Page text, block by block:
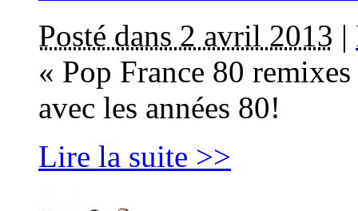
Posté dans 2 avril 2013 |
« Pop France 80
avec les années 80!
Lire la suite >>